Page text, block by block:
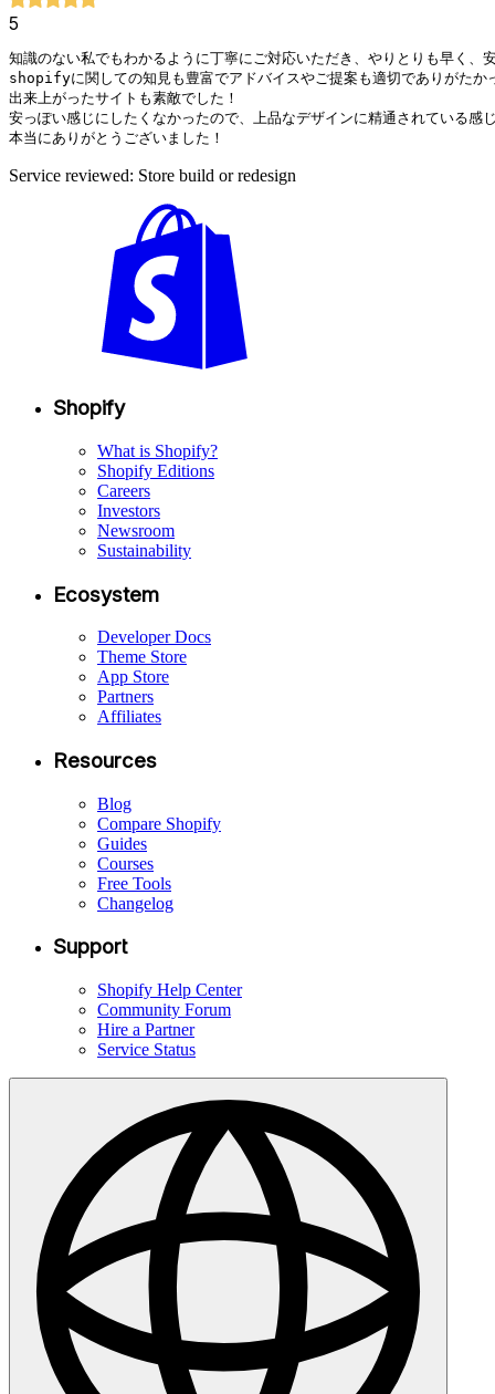
5
知識のない私でもわかるように丁寧にご対応いただき、やりとりも早く、
shopifyに関しての知見も豊富でアドバイスやご提案も適切でありがたか
出来上がったサイトも素敵でした！
安っぽい感じにしたくなかったので、上品なデザインに精通されている感
本当にありがとうございました！
Service reviewed: Store build or redesign
Shopify
What is Shopify?
Shopify Editions
Careers
Investors
Newsroom
Sustainability
Ecosystem
Developer Docs
Theme Store
App Store
Partners
Affiliates
Resources
Blog
Compare Shopify
Guides
Courses
Free Tools
Changelog
Support
Shopify Help Center
Community Forum
Hire a Partner
Service Status